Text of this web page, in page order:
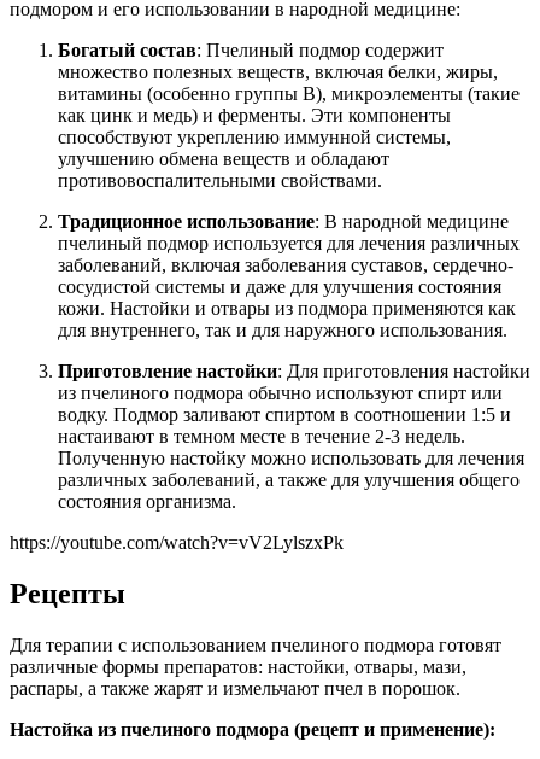
подмором и его использовании в народной медицине:
Богатый состав: Пчелиный подмор содержит
множество полезных веществ, включая белки, жиры,
витамины (особенно группы B), микроэлементы (такие
как цинк и медь) и ферменты. Эти компоненты
способствуют укреплению иммунной системы,
улучшению обмена веществ и обладают
противовоспалительными свойствами.
Традиционное использование: В народной медицине
пчелиный подмор используется для лечения различных
заболеваний, включая заболевания суставов, сердечно-
сосудистой системы и даже для улучшения состояния
кожи. Настойки и отвары из подмора применяются как
для внутреннего, так и для наружного использования.
Приготовление настойки: Для приготовления настойки
из пчелиного подмора обычно используют спирт или
водку. Подмор заливают спиртом в соотношении 1:5 и
настаивают в темном месте в течение 2-3 недель.
Полученную настойку можно использовать для лечения
различных заболеваний, а также для улучшения общего
состояния организма.
https://youtube.com/watch?v=vV2LylszxPk
Рецепты
Для терапии с использованием пчелиного подмора готовят
различные формы препаратов: настойки, отвары, мази,
распары, а также жарят и измельчают пчел в порошок.
Настойка из пчелиного подмора (рецепт и применение):